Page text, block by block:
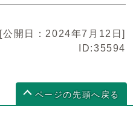
[公開日：2024年7月12日]
ID:35594
ページの先頭へ戻る